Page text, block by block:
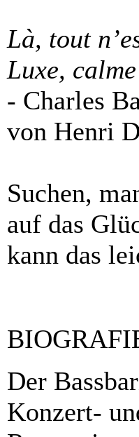
Là, tout
Luxe,
- Charles
von Henri
Suchen,
auf das
kann das
Der
Konzert-